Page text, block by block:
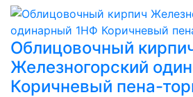
Облицовочный
Железногорский
Коричневый пена-